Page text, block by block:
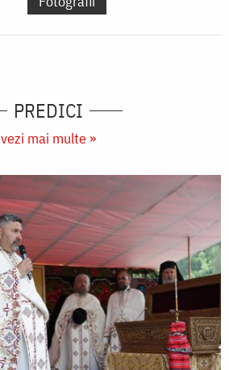
PREDICI
vezi mai multe »